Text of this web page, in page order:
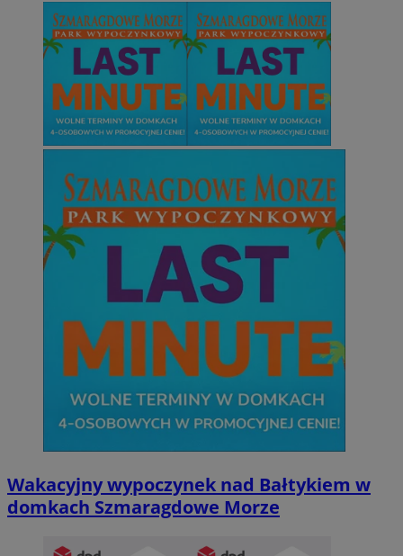
Wakacyjny wypoczynek nad Bałtykiem w
domkach Szmaragdowe Morze